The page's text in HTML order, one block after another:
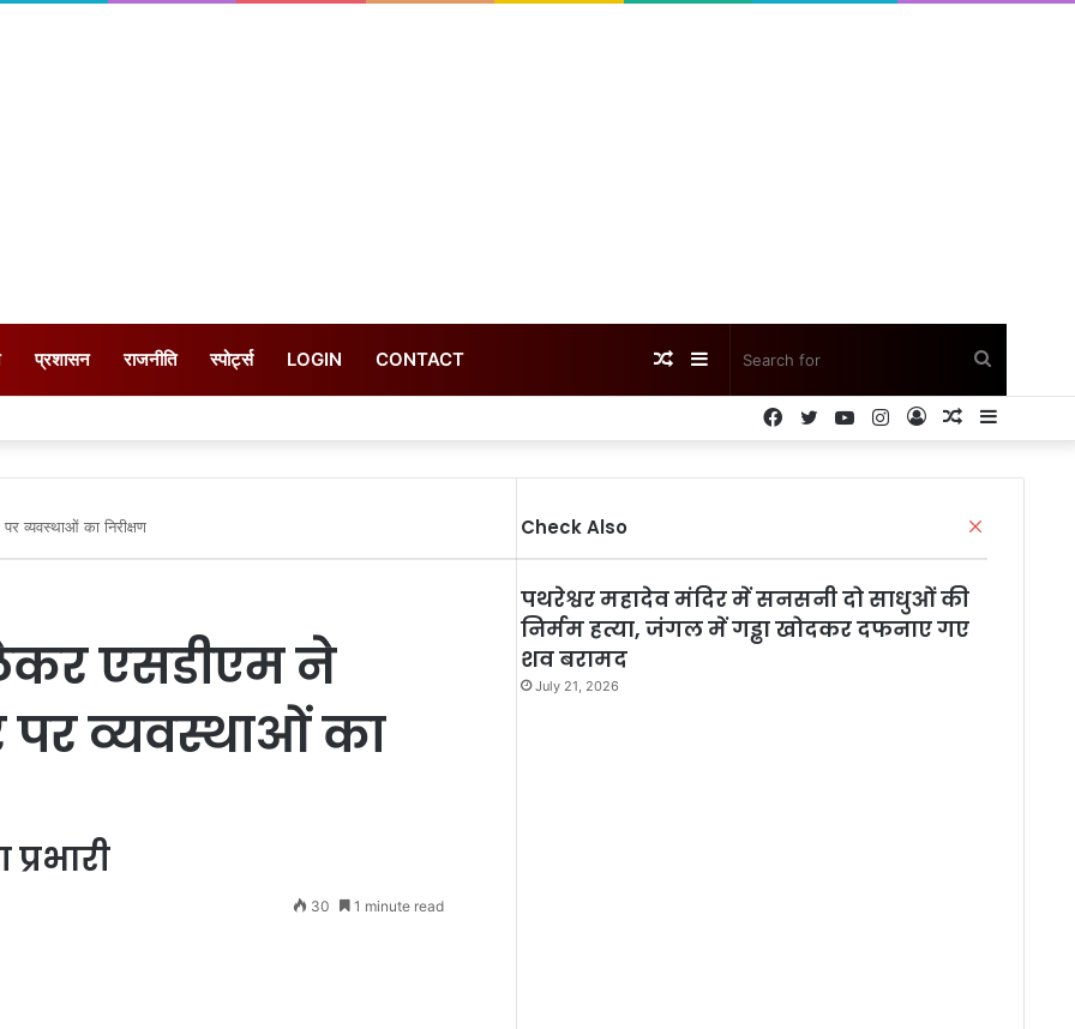
प्रशासन राजनीति स्पोर्ट्स LOGIN CONTACT
for
Sidebar
Random
Sidebar
Random
Log
Instagram
YouTube
Twitter
Facebook
व्यवस्थाओं का निरीक्षण
एसडीएम ने
पर व्यवस्थाओं का
30 1 minute read
Check Also
पथरेश्वर महादेव मंदिर में सनसनी दो साधुओं की
निर्मम हत्या, जंगल में गड्ढा खोदकर दफनाए गए
शव बरामद
July 21, 2026